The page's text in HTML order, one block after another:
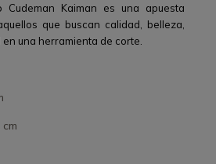
Cudeman Kaiman es una apuesta
que buscan calidad, belleza,
una herramienta de corte.